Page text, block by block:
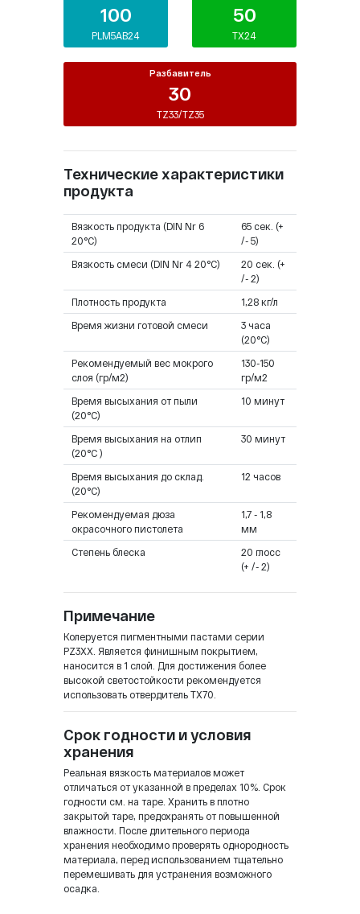
100
PLM5AB24
50
TX24
Разбавитель
30
TZ33/TZ35
Технические характеристики
продукта
Вязкость продукта (DIN Nr 6
20°C)
65 сек. (+
/- 5)
Вязкость смеси (DIN Nr 4 20°C)
20 сек. (+
/- 2)
Плотность продукта 1,28 кг/л
Время жизни готовой смеси
3 часа
(20°C)
Рекомендуемый вес мокрого
слоя (гр/м2)
130-150
гр/м2
Время высыхания от пыли
(20°C)
10 минут
Время высыхания на отлип
(20°C )
30 минут
Время высыхания до склад.
(20°C)
12 часов
Рекомендуемая дюза
окрасочного пистолета
1,7 - 1,8
мм
Степень блеска
20 глосс
(+ /- 2)
Примечание
Колеруется пигментными пастами серии
PZ3XX. Является финишным покрытием,
наносится в 1 слой. Для достижения более
высокой светостойкости рекомендуется
использовать отвердитель TX70.
Срок годности и условия
хранения
Реальная вязкость материалов может
отличаться от указанной в пределах 10%. Срок
годности см. на таре. Хранить в плотно
закрытой таре, предохранять от повышенной
влажности. После длительного периода
хранения необходимо проверять однородность
материала, перед использованием тщательно
перемешивать для устранения возможного
осадка.